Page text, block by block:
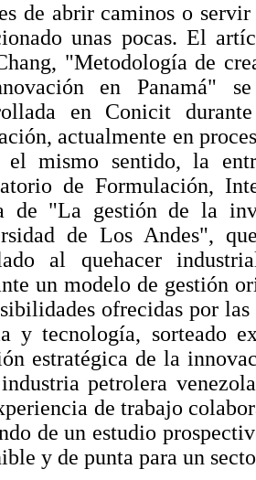
de abrir caminos o
unas pocas. El
"Metodología de
en Panamá"
en Conicit
actualmente en
el mismo sentido, la
de Formulación,
de "La gestión de la
de Los Andes",
al quehacer
un modelo de gestión
ofrecidas por
y tecnología, sorteado
estratégica de la
petrolera
de trabajo
de un estudio
y de punta para un